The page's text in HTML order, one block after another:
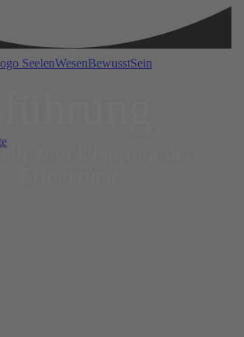
zum Ursprung der